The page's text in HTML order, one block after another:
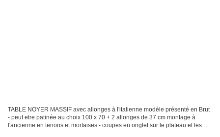
TABLE NOYER MASSIF avec allonges à l'italienne modèle présenté en Brut
- peut etre patinée au choix 100 x 70 + 2 allonges de 37 cm montage à
l'ancienne en tenons et mortaises - coupes en onglet sur le plateau et les